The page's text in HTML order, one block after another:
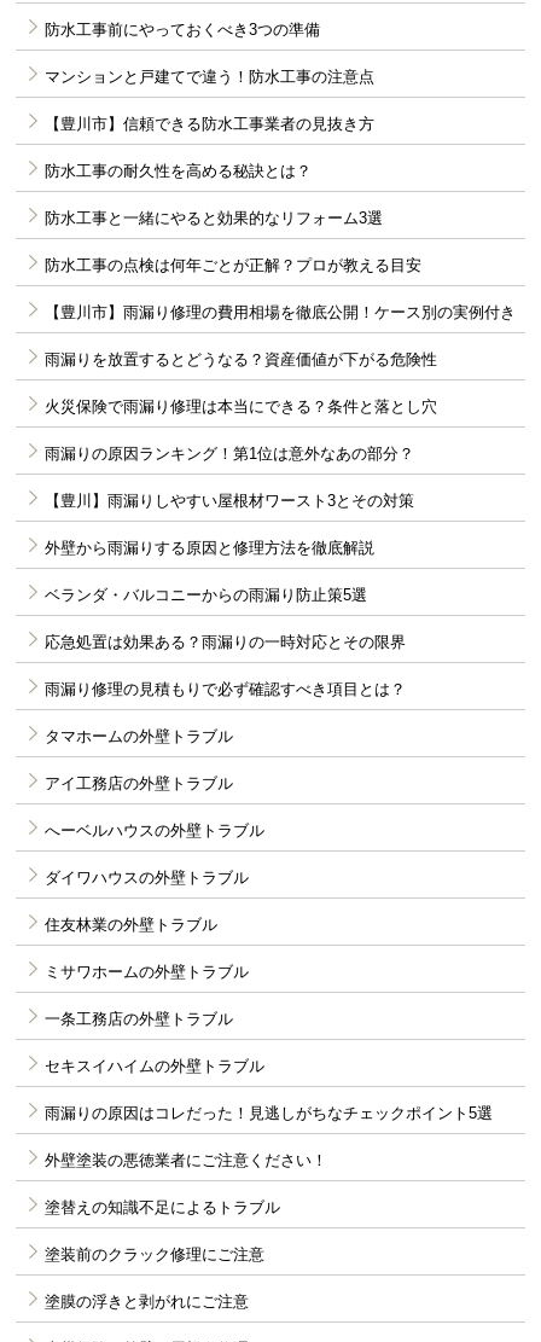
防水工事前にやっておくべき3つの準備
マンションと戸建てで違う！防水工事の注意点
【豊川市】信頼できる防水工事業者の見抜き方
防水工事の耐久性を高める秘訣とは？
防水工事と一緒にやると効果的なリフォーム3選
防水工事の点検は何年ごとが正解？プロが教える目安
【豊川市】雨漏り修理の費用相場を徹底公開！ケース別の実例付き
雨漏りを放置するとどうなる？資産価値が下がる危険性
火災保険で雨漏り修理は本当にできる？条件と落とし穴
雨漏りの原因ランキング！第1位は意外なあの部分？
【豊川】雨漏りしやすい屋根材ワースト3とその対策
外壁から雨漏りする原因と修理方法を徹底解説
ベランダ・バルコニーからの雨漏り防止策5選
応急処置は効果ある？雨漏りの一時対応とその限界
雨漏り修理の見積もりで必ず確認すべき項目とは？
タマホームの外壁トラブル
アイ工務店の外壁トラブル
へーベルハウスの外壁トラブル
ダイワハウスの外壁トラブル
住友林業の外壁トラブル
ミサワホームの外壁トラブル
一条工務店の外壁トラブル
セキスイハイムの外壁トラブル
雨漏りの原因はコレだった！見逃しがちなチェックポイント5選
外壁塗装の悪徳業者にご注意ください！
塗替えの知識不足によるトラブル
塗装前のクラック修理にご注意
塗膜の浮きと剥がれにご注意